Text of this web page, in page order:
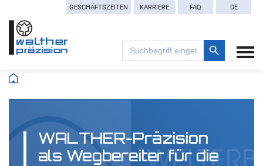
GESCHÄFTSZEITEN KARRIERE FAQ DE
Search
for:
Search Button
WALTHER-Präzision
als Wegbereiter für die